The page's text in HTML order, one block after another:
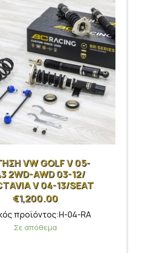
VW GOLF V 05-
2WD-AWD 03-12/
V 04-13/SEAT
€1,200.00
προϊόντος:H-04-RA
Σε απόθεμα